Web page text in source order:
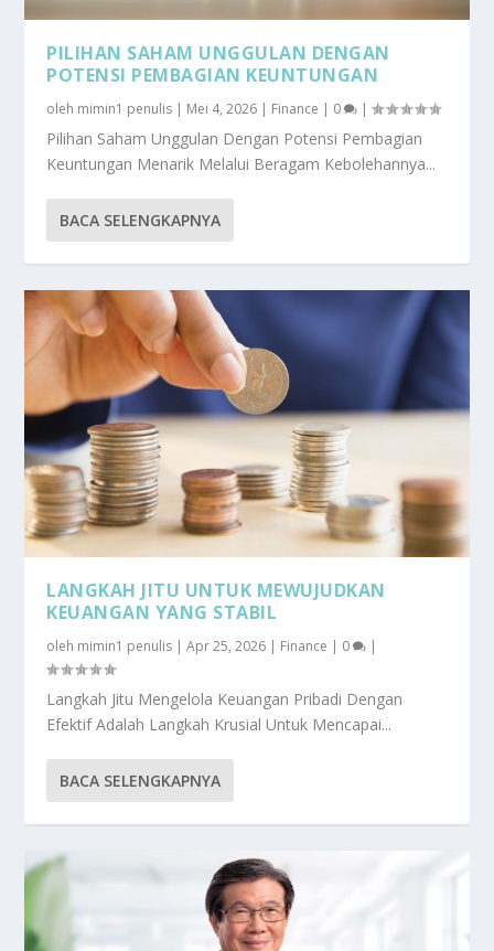
PILIHAN SAHAM UNGGULAN DENGAN
POTENSI PEMBAGIAN KEUNTUNGAN
oleh mimin1 penulis | Mei 4, 2026 | Finance | 0 |
Pilihan Saham Unggulan Dengan Potensi Pembagian
Keuntungan Menarik Melalui Beragam Kebolehannya...
BACA SELENGKAPNYA
LANGKAH JITU UNTUK MEWUJUDKAN
KEUANGAN YANG STABIL
oleh mimin1 penulis |Apr 25, 2026 | Finance | 0 |
Langkah Jitu Mengelola Keuangan Pribadi Dengan
Efektif Adalah Langkah Krusial Untuk Mencapai...
BACA SELENGKAPNYA